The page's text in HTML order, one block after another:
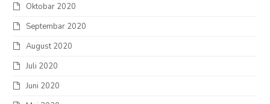
Oktobar 2020
Septembar 2020
August 2020
Juli 2020
Juni 2020